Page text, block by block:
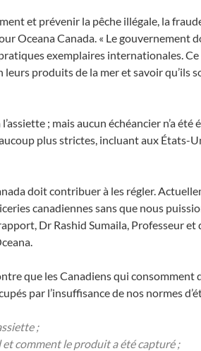
et prévenir la pêche illégale, la
Oceana Canada. « Le gouvernement
exemplaires internationales.
produits de la mer et savoir qu’ils
; mais aucun échéancier n’a
plus strictes, incluant aux États-
doit contribuer à les régler.
canadiennes sans que nous
Dr Rashid Sumaila, Professeur
que les Canadiens qui consomment
par l’insuffisance de nos normes
;
et comment le produit a été capturé ;